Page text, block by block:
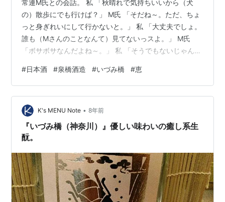
常連M氏との会話。 私 「秋晴れで気持ちいいから（犬
の）散歩にでも行けば？」 M氏 「そだね～。ただ、ちょ
っと身ぎれいにして行かないと。」 私 「大丈夫でしょ。
誰も（Mさんのことなんて）見てないっスよ。」 M氏
「ボサボサなんだよね～。」 私 「そうでもないじゃん」
われたりして。」 ……？？ 私 「ん？身ぎれいにするの
は…、ワンちゃん？」 M氏 「もちろん。自分なんかどう
でもいいわ。」 私 「なるほど…。」 と、妙に納得してし
まったのだが…。 それは失礼千万というべきか。
・・・・・ そんな氏が、最近好んで飲んでいるお酒がこ
ちら。 造るのは…
#日本酒 #泉橋酒造 #いづみ橋 #恵
K's MENU Note • 8年前
『いづみ橋（神奈川）』優しい味わいの癒し系生
酛。